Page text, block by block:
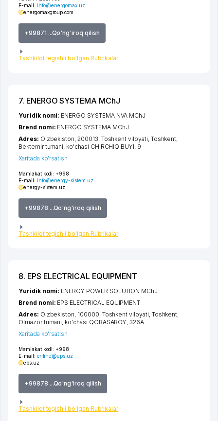
E-mail: info@energomax.uz
energomaxgroup.com
+99871 ...Qo'ng'iroq qilish
Tashkilot tegishli bo'lgan Rubrikalar
7. ENERGO SYSTEMA MChJ
Mamlakat kodi: +998
E-mail: info@energy-sistem.uz
energy-sistem.uz
+99878 ...Qo'ng'iroq qilish
Tashkilot tegishli bo'lgan Rubrikalar
Yuridik nomi: ENERGO SYSTEMA NVA MChJ
Brend nomi: ENERGO SYSTEMA MChJ
Adres: O'zbekiston, 200013, Toshkent viloyati, Toshkent,
Bektemir tumani, ko'chasi CHIRCHIQ BUYI, 9
Xaritada ko'rsatish
8. EPS ELECTRICAL EQUIPMENT
Mamlakat kodi: +998
E-mail: online@eps.uz
eps.uz
+99878 ...Qo'ng'iroq qilish
Tashkilot tegishli bo'lgan Rubrikalar
Yuridik nomi: ENERGY POWER SOLUTION MChJ
Brend nomi: EPS ELECTRICAL EQUIPMENT
Adres: O'zbekiston, 100000, Toshkent viloyati Toshkent
Olmazor tumani ko'chasi QORASAROY , 326А
Xaritada ko'rsatish